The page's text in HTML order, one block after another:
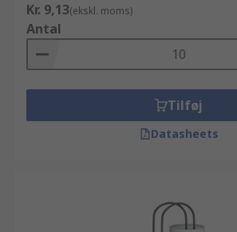
Kr. 9,13(ekskl. moms)
Antal
Tilføj
Datasheets